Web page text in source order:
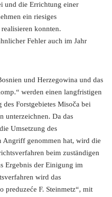
und die Errichtung einer
ein riesiges
konnten.
Fehler auch im Jahr
und Herzegowina und das
werden einen langfristigen
Forstgebietes Misoča bei
unterzeichnen. Da das
Umsetzung des
Angriff genommen hat, wird die
beim zuständigen
Ergebnis der Einigung im
wird das
preduzeće F. Steinmetz“, mit